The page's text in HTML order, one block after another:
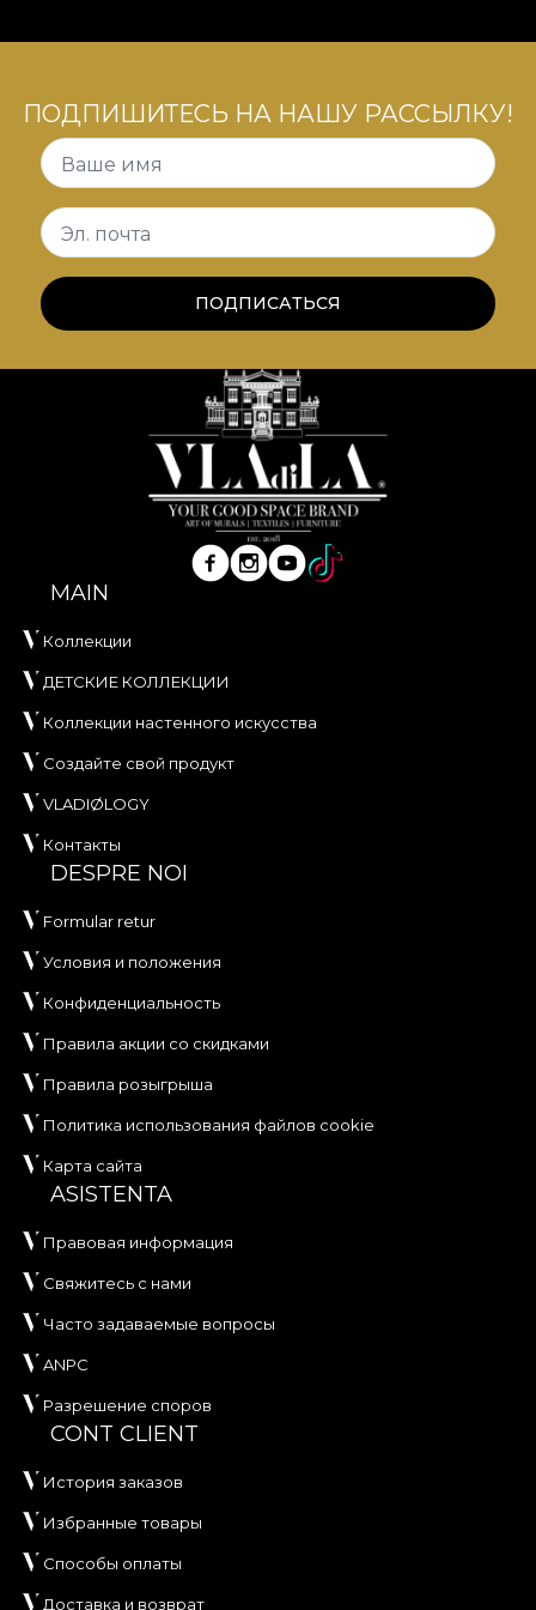
ПОДПИШИТЕСЬ НА НАШУ РАССЫЛКУ!
Ваше имя
Эл. почта
ПОДПИСАТЬСЯ
MAIN
Коллекции
ДЕТСКИЕ КОЛЛЕКЦИИ
Коллекции настенного искусства
Создайте свой продукт
VLADIØLOGY
Контакты
DESPRE NOI
Formular retur
Условия и положения
Конфиденциальность
Правила акции со скидками
Правила розыгрыша
Политика использования файлов cookie
Карта сайта
ASISTENTA
Правовая информация
Свяжитесь с нами
Часто задаваемые вопросы
ANPC
Разрешение споров
CONT CLIENT
История заказов
Избранные товары
Способы оплаты
Доставка и возврат